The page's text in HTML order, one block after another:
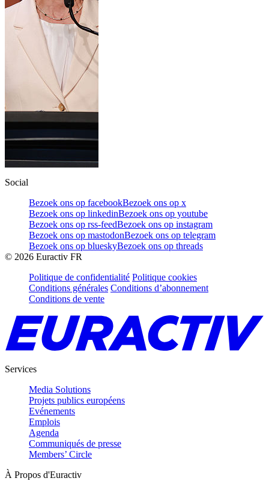
Social
Bezoek ons op facebookBezoek ons op x
Bezoek ons op linkedinBezoek ons op youtube
Bezoek ons op rss-feedBezoek ons op instagram
Bezoek ons op mastodonBezoek ons op telegram
Bezoek ons op blueskyBezoek ons op threads
© 2026 Euractiv FR
Politique de confidentialité Politique cookies
Conditions générales Conditions d’abonnement
Conditions de vente
Services
Media Solutions
Projets publics européens
Evénements
Emplois
Agenda
Communiqués de presse
Members’ Circle
À Propos d'Euractiv